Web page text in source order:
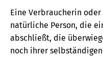
Eine Verbraucherin
natürliche Person, die
abschließt, die
noch ihrer